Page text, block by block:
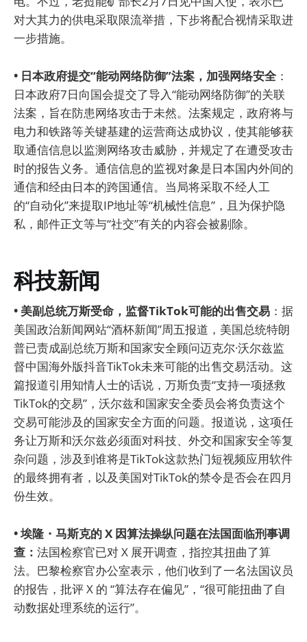
对大其力的供电采取限流举措，下步将配合视情采取进
一步措施。
• 日本政府提交“能动网络防御”法案，加强网络安全 ：
日本政府7日向国会提交了导入“能动网络防御”的关联
法案，旨在防患网络攻击于未然。法案规定，政府将与
电力和铁路等关键基建的运营商达成协议，使其能够获
取通信信息以监测网络攻击威胁，并规定了在遭受攻击
时的报告义务。通信信息的监视对象是日本国内外间的
通信和经由日本的跨国通信。当局将采取不经人工
的“自动化”来提取IP地址等“机械性信息”，且为保护隐
私，邮件正文等与“社交”有关的内容会被剔除。
科技新闻
• 美副总统万斯受命，监督TikTok可能的出售交易 ：据
美国政治新闻网站“酒杯新闻”周五报道，美国总统特朗
普已责成副总统万斯和国家安全顾问迈克尔·沃尔兹监
督中国海外版抖音TikTok未来可能的出售交易活动。这
篇报道引用知情人士的话说，万斯负责“支持一项拯救
TikTok的交易”，沃尔兹和国家安全委员会将负责这个
交易可能涉及的国家安全方面的问题。报道说，这项任
务让万斯和沃尔兹必须面对科技、外交和国家安全等复
杂问题，涉及到谁将是TikTok这款热门短视频应用软件
的最终拥有者，以及美国对TikTok的禁令是否会在四月
份生效。
• 埃隆・马斯克的 X 因算法操纵问题在法国面临刑事调
查： 法国检察官已对 X 展开调查，指控其扭曲了算
法。巴黎检察官办公室表示，他们收到了一名法国议员
的报告，批评 X 的 “算法存在偏见”，“很可能扭曲了自
动数据处理系统的运行”。